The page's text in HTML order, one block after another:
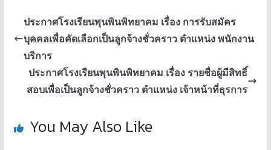
ประกาศโรงเรียนพุนพินพิทยาคม เรื่อง การรับสมัคร
บุคคลเพื่อคัดเลือกเป็นลูกจ้างชั่วคราว ตำแหน่ง พนักงาน
บริการ
ประกาศโรงเรียนพุนพินพิทยาคม เรื่อง รายชื่อผู้มีสิทธิ์
สอบเพื่อเป็นลูกจ้างชั่วคราว ตำแหน่ง เจ้าหน้าที่ธุรการ
You May Also Like